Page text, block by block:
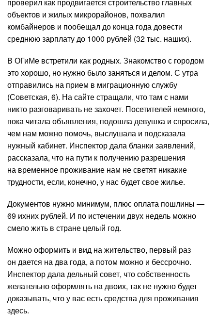
проверил как продвигается строительство главных
объектов и жилых микрорайонов, похвалил
комбайнеров и пообещал до конца года довести
среднюю зарплату до 1000 рублей (32 тыс. наших).
В ОГиМе встретили как родных. Знакомство с городом
это хорошо, но нужно было заняться и делом. С утра
отправились на прием в миграционную службу
(Советская, 6). На сайте стращали, что там с нами
никто разговаривать не захочет. Посетителей немного,
пока читала объявления, подошла девушка и спросила,
чем нам можно помочь, выслушала и подсказала
нужный кабинет. Инспектор дала бланки заявлений,
рассказала, что на пути к получению разрешения
на временное проживание нам не светят никакие
трудности, если, конечно, у нас будет свое жилье.
Документов нужно минимум, плюс оплата пошлины —
69 ихних рублей. И по истечении двух недель можно
смело жить в стране целый год.
Можно оформить и вид на жительство, первый раз
он дается на два года, а потом можно и бессрочно.
Инспектор дала дельный совет, что собственность
желательно оформлять на двоих, так не нужно будет
доказывать, что у вас есть средства для проживания
здесь.